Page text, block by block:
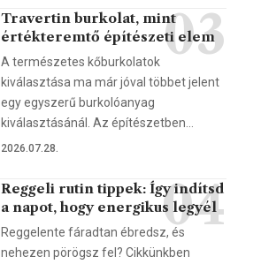
Travertin burkolat, mint
értékteremtő építészeti elem
A természetes kőburkolatok
kiválasztása ma már jóval többet jelent
egy egyszerű burkolóanyag
kiválasztásánál. Az építészetben…
2026.07.28.
Reggeli rutin tippek: Így indítsd
a napot, hogy energikus legyél
Reggelente fáradtan ébredsz, és
nehezen pörögsz fel? Cikkünkben